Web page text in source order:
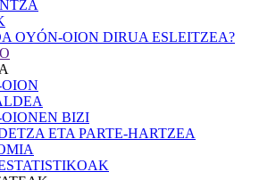
OYÓN-OION DIRUA ESLEITZEA?
BIZI
ETA PARTE-HARTZEA